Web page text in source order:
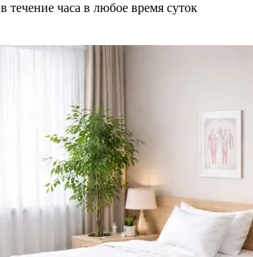
течение часа в любое время суток